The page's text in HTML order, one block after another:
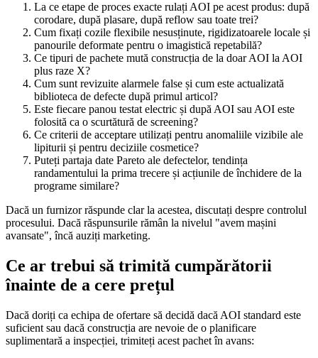
La ce etape de proces exacte rulați AOI pe acest produs: după
corodare, după plasare, după reflow sau toate trei?
Cum fixați cozile flexibile nesusținute, rigidizatoarele locale și
panourile deformate pentru o imagistică repetabilă?
Ce tipuri de pachete mută construcția de la doar AOI la AOI
plus raze X?
Cum sunt revizuite alarmele false și cum este actualizată
biblioteca de defecte după primul articol?
Este fiecare panou testat electric și după AOI sau AOI este
folosită ca o scurtătură de screening?
Ce criterii de acceptare utilizați pentru anomaliile vizibile ale
lipiturii și pentru deciziile cosmetice?
Puteți partaja date Pareto ale defectelor, tendința
randamentului la prima trecere și acțiunile de închidere de la
programe similare?
Dacă un furnizor răspunde clar la acestea, discutați despre controlul
procesului. Dacă răspunsurile rămân la nivelul "avem mașini
avansate", încă auziți marketing.
Ce ar trebui să trimită cumpărătorii
înainte de a cere prețul
Dacă doriți ca echipa de ofertare să decidă dacă AOI standard este
suficient sau dacă construcția are nevoie de o planificare
suplimentară a inspecției, trimiteți acest pachet în avans: